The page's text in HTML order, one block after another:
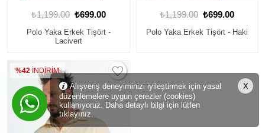
₺1,199.00 ₺699.00
Polo Yaka Erkek Tişört -
Lacivert
₺1,199.00 ₺699.00
Polo Yaka Erkek Tişört - Haki
%42 İNDİRİM
Alışveriş deneyiminizi iyileştirmek için yasal
düzenlemelere uygun çerezler (cookies)
kullanıyoruz. Daha detaylı bilgi için lütfen
tıklayınız.
X